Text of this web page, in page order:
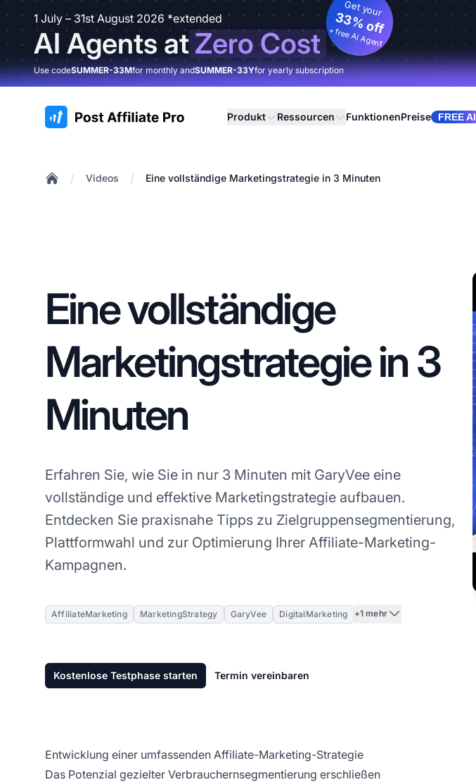
1 July – 31st August 2026 *extended
AI Agents atZero Cost
Get your
33% off
+ free AI Agent
Use codeSUMMER-33Mfor monthly andSUMMER-33Yfor yearly subscription
:site.title Produkt Ressourcen FunktionenPreise FREE AI
/ Videos / Eine vollständige Marketingstrategie in 3 Minuten
Eine vollständige
Marketingstrategie in 3
Minuten
Erfahren Sie, wie Sie in nur 3 Minuten mit GaryVee eine
vollständige und effektive Marketingstrategie aufbauen.
Entdecken Sie praxisnahe Tipps zu Zielgruppensegmentierung,
Plattformwahl und zur Optimierung Ihrer Affiliate-Marketing-
Kampagnen.
AffiliateMarketing MarketingStrategy GaryVee DigitalMarketing +1 mehr
Kostenlose Testphase starten Termin vereinbaren
Entwicklung einer umfassenden Affiliate-Marketing-Strategie
Das Potenzial gezielter Verbrauchernsegmentierung erschließen